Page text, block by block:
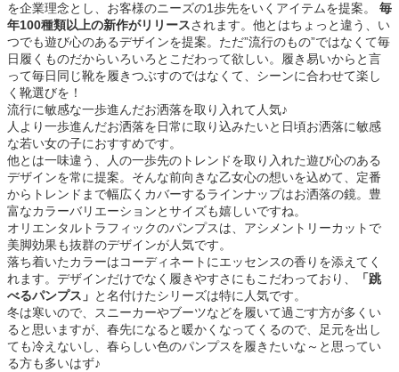
を企業理念とし、お客様のニーズの1歩先をいくアイテムを提案。 毎
年100種類以上の新作がリリースされます。他とはちょっと違う、い
つでも遊び心のあるデザインを提案。ただ”流行のもの”ではなくて毎
日履くものだからいろいろとこだわって欲しい。履き易いからと言
って毎日同じ靴を履きつぶすのではなくて、シーンに合わせて楽し
く靴選びを！
流行に敏感な一歩進んだお洒落を取り入れて人気♪
人より一歩進んだお洒落を日常に取り込みたいと日頃お洒落に敏感
な若い女の子におすすめです。
他とは一味違う、人の一歩先のトレンドを取り入れた遊び心のある
デザインを常に提案。そんな前向きな乙女心の想いを込めて、定番
からトレンドまで幅広くカバーするラインナップはお洒落の鏡。豊
富なカラーバリエーションとサイズも嬉しいですね。
オリエンタルトラフィックのパンプスは、アシメントリーカットで
美脚効果も抜群のデザインが人気です。
落ち着いたカラーはコーディネートにエッセンスの香りを添えてく
れます。デザインだけでなく履きやすさにもこだわっており、
「跳
べるパンプス」 と名付けたシリーズは特に人気です。
冬は寒いので、スニーカーやブーツなどを履いて過ごす方が多くい
ると思いますが、春先になると暖かくなってくるので、足元を出し
ても冷えないし、春らしい色のパンプスを履きたいな～と思ってい
る方も多いはず♪